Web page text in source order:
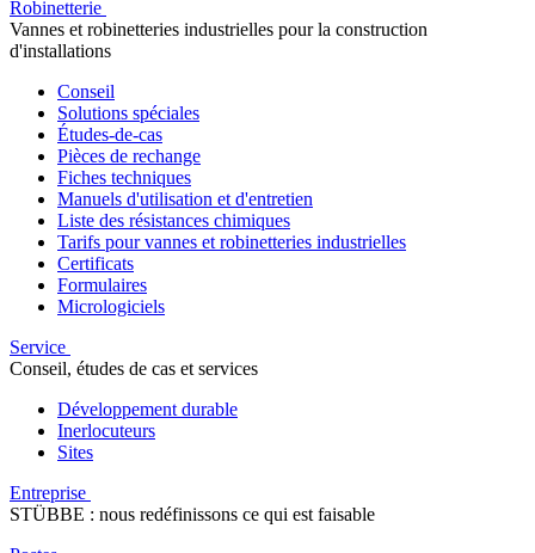
Robinetterie
Vannes et robinetteries industrielles pour la construction
d'installations
Conseil
Solutions spéciales
Études-de-cas
Pièces de rechange
Fiches techniques
Manuels d'utilisation et d'entretien
Liste des résistances chimiques
Tarifs pour vannes et robinetteries industrielles
Certificats
Formulaires
Micrologiciels
Service
Conseil, études de cas et services
Développement durable
Inerlocuteurs
Sites
Entreprise
STÜBBE : nous redéfinissons ce qui est faisable